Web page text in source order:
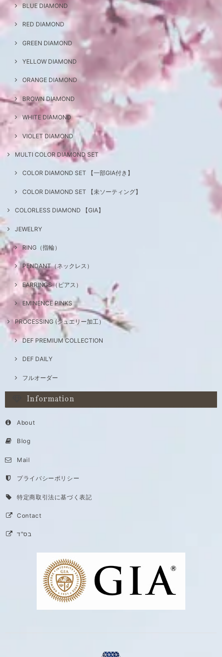
BLUE DIAMOND
RED DIAMOND
GREEN DIAMOND
YELLOW DIAMOND
ORANGE DIAMOND
BROWN DIAMOND
WHITE DIAMOND
VIOLET DIAMOND
MULTI COLOR DIAMOND SET
COLOR DIAMOND SET 【一部GIA付き】
COLOR DIAMOND SET 【未ソーティング】
COLORLESS DIAMOND 【GIA】
JEWELRY
RING（指輪）
PENDANT（ネックレス）
EARRINGS（ピアス）
EMINENCE PINKS
PROCESSING (ジュエリー加工）
DEF PREMIUM COLLECTION
DEF DAILY
フルオーダー
Information
About
Blog
Mail
プライバシーポリシー
特定商取引法に基づく表記
Contact
בס"ד